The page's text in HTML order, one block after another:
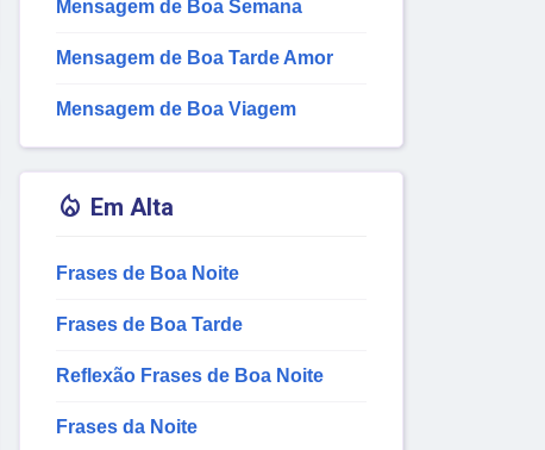
Mensagem de Boa Semana
Mensagem de Boa Tarde Amor
Mensagem de Boa Viagem
 Em Alta
Frases de Boa Noite
Frases de Boa Tarde
Reflexão Frases de Boa Noite
Frases da Noite